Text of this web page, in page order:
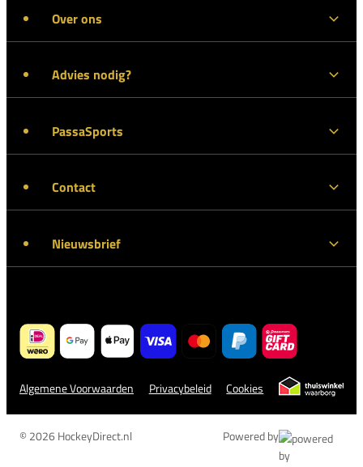
Over ons
Advies nodig?
PassaSports
Contact
Nieuwsbrief
Algemene Voorwaarden Privacybeleid Cookies
© 2026 HockeyDirect.nl Powered by